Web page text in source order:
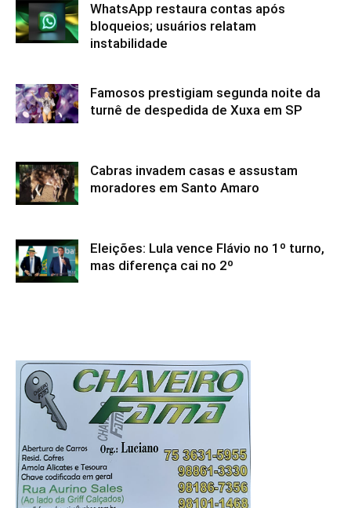
WhatsApp restaura contas após
bloqueios; usuários relatam
instabilidade
Famosos prestigiam segunda noite da
turnê de despedida de Xuxa em SP
Cabras invadem casas e assustam
moradores em Santo Amaro
Eleições: Lula vence Flávio no 1º turno,
mas diferença cai no 2º